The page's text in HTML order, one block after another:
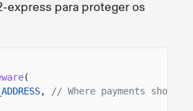
express para proteger os
(
,
// Where payments should